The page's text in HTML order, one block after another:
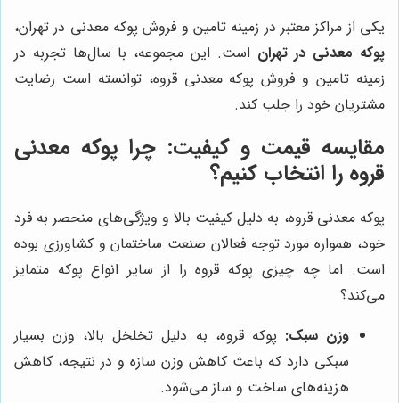
یکی از مراکز معتبر در زمینه تامین و فروش پوکه معدنی در تهران،
پوکه معدنی در تهران است. این مجموعه، با سال‌ها تجربه در
زمینه تامین و فروش پوکه معدنی قروه، توانسته است رضایت
مشتریان خود را جلب کند.
مقایسه قیمت و کیفیت: چرا پوکه معدنی
قروه را انتخاب کنیم؟
پوکه معدنی قروه، به دلیل کیفیت بالا و ویژگی‌های منحصر به فرد
خود، همواره مورد توجه فعالان صنعت ساختمان و کشاورزی بوده
است. اما چه چیزی پوکه قروه را از سایر انواع پوکه متمایز
می‌کند؟
وزن سبک: پوکه قروه، به دلیل تخلخل بالا، وزن بسیار
سبکی دارد که باعث کاهش وزن سازه و در نتیجه، کاهش
هزینه‌های ساخت و ساز می‌شود.